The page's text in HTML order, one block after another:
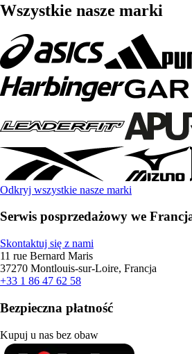
Wszystkie nasze marki
Odkryj wszystkie nasze marki
Serwis posprzedażowy we
Skontaktuj się z nami
11 rue Bernard Maris
37270 Montlouis-sur-Loire, Francja
+33 1 86 47 62 58
Bezpieczna płatność
Kupuj u nas bez obaw